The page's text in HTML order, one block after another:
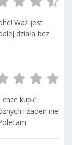
Waż jest
działa bez
kupić
i żaden nie